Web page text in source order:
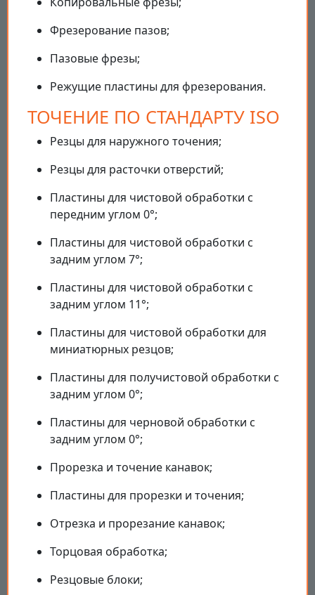
Фрезерование пазов;
Пазовые фрезы;
Режущие пластины для фрезерования.
ТОЧЕНИЕ ПО СТАНДАРТУ ISO
Резцы для наружного точения;
Резцы для расточки отверстий;
Пластины для чистовой обработки с
передним углом 0°;
Пластины для чистовой обработки с
задним углом 7°;
Пластины для чистовой обработки с
задним углом 11°;
Пластины для чистовой обработки для
миниатюрных резцов;
Пластины для получистовой обработки с
задним углом 0°;
Пластины для черновой обработки с
задним углом 0°;
Прорезка и точение канавок;
Пластины для прорезки и точения;
Отрезка и прорезание канавок;
Торцовая обработка;
Резцовые блоки;